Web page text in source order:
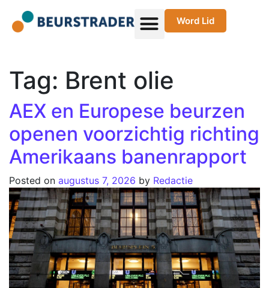
Word Lid
Tag: Brent olie
AEX en Europese beurzen
openen voorzichtig richting
Amerikaans banenrapport
Posted on augustus 7, 2026 by Redactie